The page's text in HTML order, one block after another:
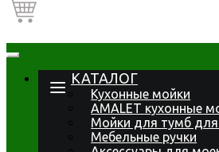
КАТАЛОГ
Кухонные мойки
AMALET кухонные
Мойки для тумб
Мебельные ручки